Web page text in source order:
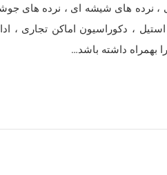
نرده های شیشه ای ، نرده های
، دکوراسیون اماکن تجاری ،
بهمراه داشته باشد…